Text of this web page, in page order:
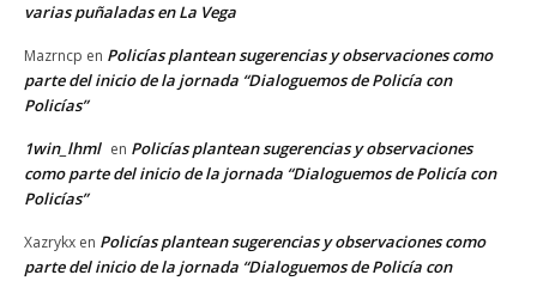
varias puñaladas en La Vega
Mazrncp en Policías plantean sugerencias y observaciones como
parte del inicio de la jornada “Dialoguemos de Policía con
Policías”
1win_lhml en Policías plantean sugerencias y observaciones
como parte del inicio de la jornada “Dialoguemos de Policía con
Policías”
Xazrykx en Policías plantean sugerencias y observaciones como
parte del inicio de la jornada “Dialoguemos de Policía con